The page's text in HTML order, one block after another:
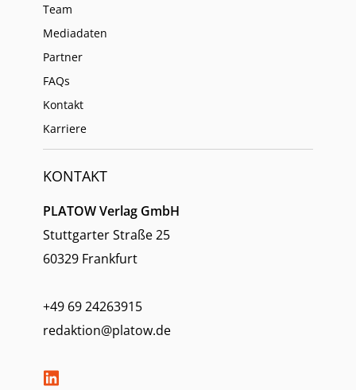
Team
Mediadaten
Partner
FAQs
Kontakt
Karriere
KONTAKT
PLATOW Verlag GmbH
Stuttgarter Straße 25
60329 Frankfurt
+49 69 24263915
redaktion@platow.de